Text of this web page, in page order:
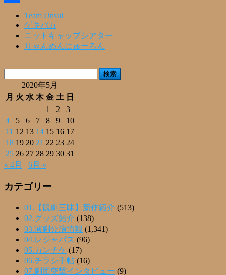
Team Unsui
ゲキバカ
ニットキャップシアター
りゃんめんにゅーろん
2020年5月
月 火 水 木 金 土 日
1
2
3
4
5 6 7 8 9
10
11 12 13 14 15 16 17
18 19 20 21 22 23 24
25 26 27 28 29 30 31
« 4月
6月 »
カテゴリー
01.【観劇三昧】新作紹介 (513)
02.グッズ紹介 (138)
03.演劇公演情報 (1,341)
04.レジャパス (96)
05.カンチケ (17)
06.チラシ手帖 (16)
07.劇団突撃インタビュー (9)